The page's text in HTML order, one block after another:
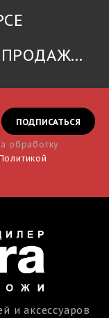
обработку
и аксессуаров